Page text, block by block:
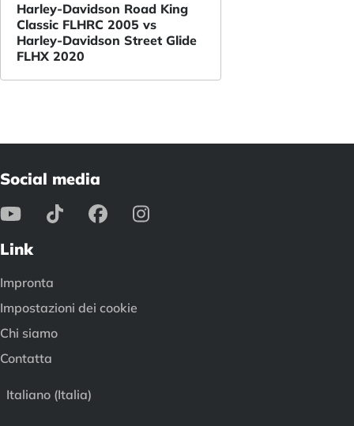
Harley-Davidson Road King
Classic FLHRC 2005 vs
Harley-Davidson Street Glide
FLHX 2020
Social media
Link
Impronta
Impostazioni dei cookie
Chi siamo
Contatta
Italiano (Italia)